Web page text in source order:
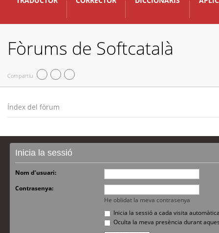
Fòrums de Softcatalà
Compartiu
Índex del fòrum
Inicia la sessió
Nom d’usuari:
Contrasenya:
He oblidat la meva contrasenya
Inicia la sessió a cada visita
Oculta la meva presència durant